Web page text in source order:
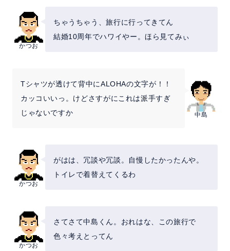
かつお
ちゃうちゃう、旅行に行ってきてん
結婚10周年でハワイやー。ほら見てみぃ
中島
Tシャツが透けて背中にALOHAの文字が！！
カッコいいっ。けどさすがにこれは派手すぎ
じゃないですか
かつお
がはは、冗談や冗談。自慢したかったんや。
トイレで着替えてくるわ
かつお
さてさて中島くん。おれはな、この旅行で
色々考えとってん